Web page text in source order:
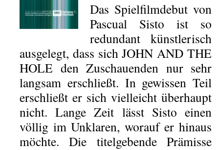
Das Spielfilmdebut von
Pascual Sisto ist so
redundant künstlerisch
ausgelegt, dass sich JOHN AND THE
HOLE den Zuschauenden nur sehr
langsam erschließt. In gewissen Teil
erschließt er sich vielleicht überhaupt
nicht. Lange Zeit lässt Sisto einen
völlig im Unklaren, worauf er hinaus
möchte. Die titelgebende Prämisse